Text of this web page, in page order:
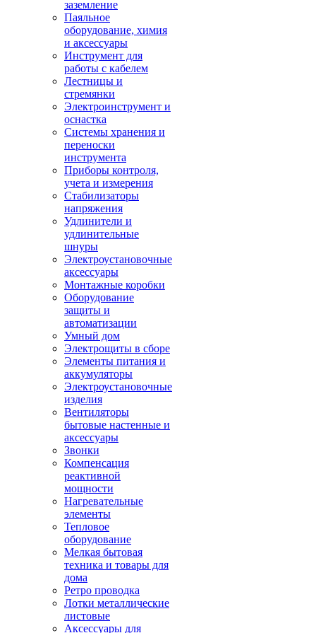
заземление
Паяльное
оборудование, химия
и аксессуары
Инструмент для
работы с кабелем
Лестницы и
стремянки
Электроинструмент и
оснастка
Системы хранения и
переноски
инструмента
Приборы контроля,
учета и измерения
Стабилизаторы
напряжения
Удлинители и
удлинительные
шнуры
Электроустановочные
аксессуары
Монтажные коробки
Оборудование
защиты и
автоматизации
Умный дом
Электрощиты в сборе
Элементы питания и
аккумуляторы
Электроустановочные
изделия
Вентиляторы
бытовые настенные и
аксессуары
Звонки
Компенсация
реактивной
мощности
Нагревательные
элементы
Тепловое
оборудование
Мелкая бытовая
техника и товары для
дома
Ретро проводка
Лотки металлические
листовые
Аксессуары для